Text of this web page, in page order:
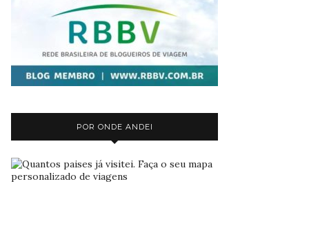
POR ONDE ANDEI